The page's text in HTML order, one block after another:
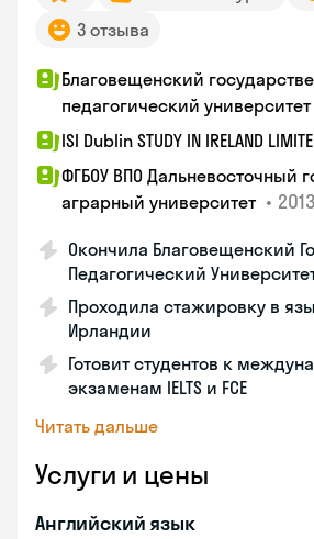
3 отзыва
Благовещенский
педагогический университет
ISI Dublin STUDY IN IRELAND
ФГБОУ ВПО Дальневосточный
аграрный университет •
Окончила Благовещенский
Педагогический
Проходила стажировку в
Ирландии
Готовит студентов к
экзаменам IELTS и FCE
Читать дальше
Услуги и цены
Английский язык